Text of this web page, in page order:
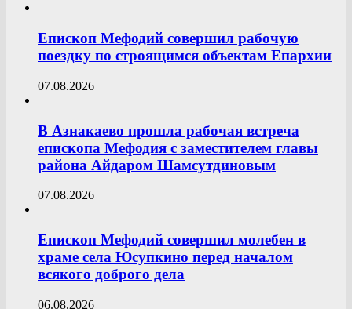
Епископ Мефодий совершил рабочую
поездку по строящимся объектам Епархии
07.08.2026
В Азнакаево прошла рабочая встреча
епископа Мефодия с заместителем главы
района Айдаром Шамсутдиновым
07.08.2026
Епископ Мефодий совершил молебен в
храме села Юсупкино перед началом
всякого доброго дела
06.08.2026